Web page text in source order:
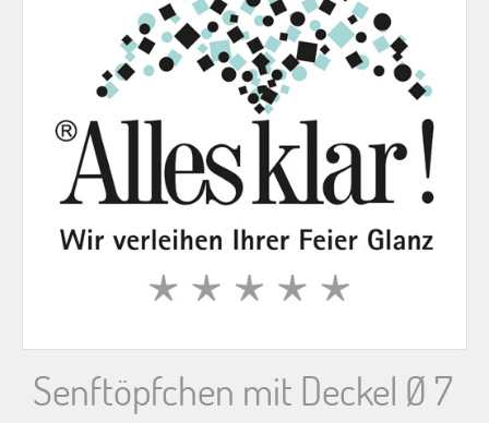
a
h
Senftöpfchen mit Deckel Ø 7